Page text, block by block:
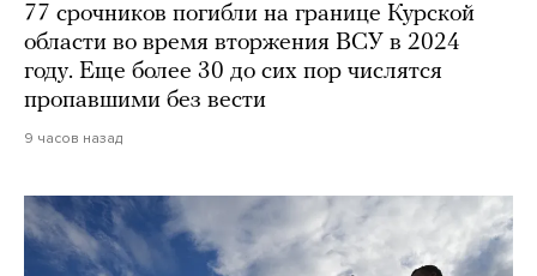
77 срочников погибли на границе Курской
области во время вторжения ВСУ в 2024
году. Еще более 30 до сих пор числятся
пропавшими без вести
9 часов назад